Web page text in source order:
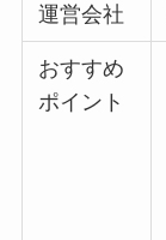
運営会社
おすすめ
ポイント